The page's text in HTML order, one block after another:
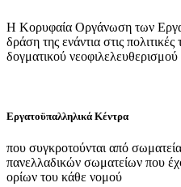
Η Κορυφαία Οργάνωση των
δράση της ενάντια στις
δογματικού νεοφιλελευθερισμού
Εργατοϋπαλληλικά Κέντρα
που συγκροτούνται από
πανελλαδικών σωματείων που
ορίων του κάθε νομού